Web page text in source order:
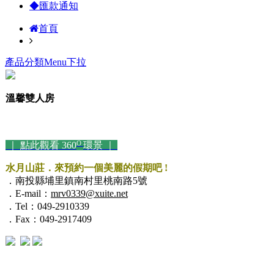
◆匯款通知
首頁
產品分類Menu下拉
溫馨雙人房
｜ 點此觀看 360O 環景 ｜
水月山莊．來預約一個美麗的假期吧 !
．南投縣埔里鎮南村里桃南路5號
．E-mail： mrv0339@xuite.net
．Tel：049-2910339
．Fax：049-2917409